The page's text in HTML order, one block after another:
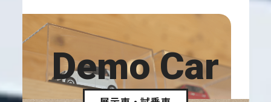
Demo Car